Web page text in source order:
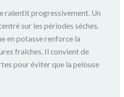
ralentit progressivement. Un
sur les périodes sèches.
en potasse renforce la
fraîches. Il convient de
pour éviter que la pelouse